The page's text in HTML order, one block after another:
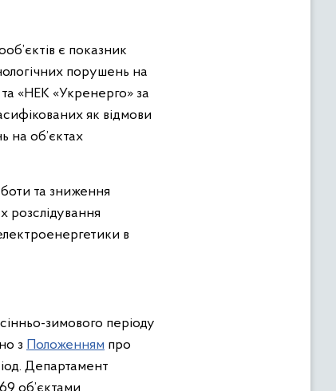
є показник
порушень на
«НЕК «Укренерго» за
як відмови
на об’єктах
та зниження
розслідування
в
зимового періоду
з Положенням про
Департамент